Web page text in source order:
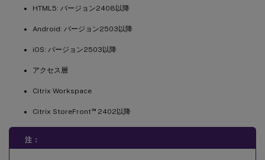
HTML5: バージョン2408以降
Android: バージョン2503以降
iOS: バージョン2503以降
アクセス層
Citrix Workspace
Citrix StoreFront™2402以降
注：